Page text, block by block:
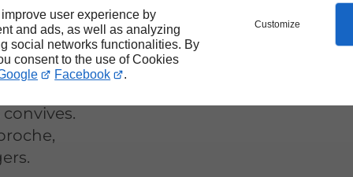
user experience by
and ads, as well as analyzing
social networks functionalities. By
consent to the use of Cookies
Facebook .
Customize
Plage